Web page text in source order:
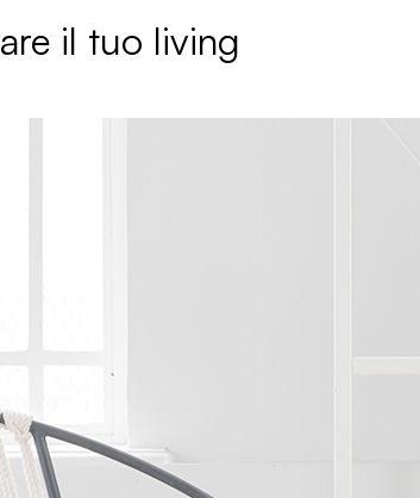
il tuo living